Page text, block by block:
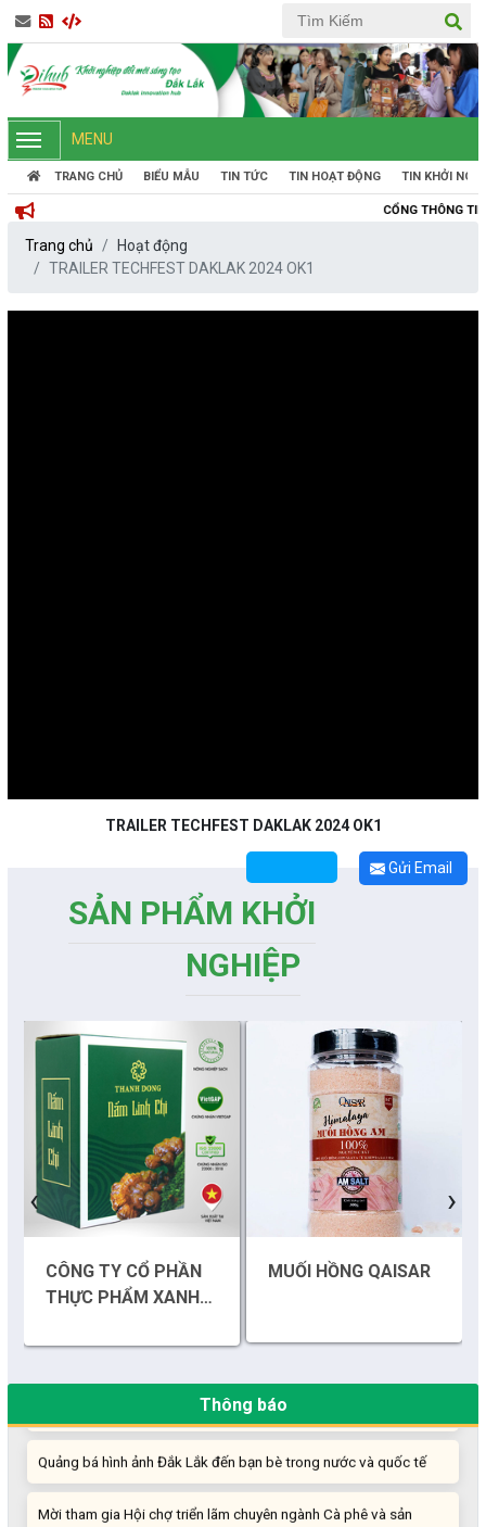
MENU
TRANG CHỦ BIỂU MẪU TIN TỨC TIN HOẠT ĐỘNG TIN KHỞI
CỔNG THÔNG TIN KHỞI
Trang chủ
Hoạt động
TRAILER TECHFEST DAKLAK 2024 OK1
TRAILER TECHFEST DAKLAK 2024 OK1
Gửi Email
SẢN PHẨM KHỞI
NGHIỆP
CÔNG TY CỔ PHẦN
THỰC PHẨM XANH
MUỐI HỒNG QAISAR
‹ ›
Thông báo
Những sáng tạo độc đáo từ “cây nhà lá vườn”
Gam màu sáng trong bức tranh khởi nghiệp đổi mới sáng tạo
Khi khoa học - công nghệ chưa có sự đột phá
Chế biến sâu – Nâng cao giá trị nông sản
Quảng bá hình ảnh Đắk Lắk đến bạn bè trong nước và quốc tế
Mời tham gia Hội chợ triển lãm chuyên ngành Cà phê và sản
phẩm OCOP năm 2025